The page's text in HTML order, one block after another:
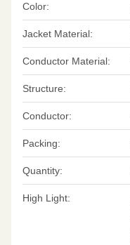
Color:
Jacket Material:
Conductor Material:
Structure:
Conductor:
Packing:
Quantity:
High Light: